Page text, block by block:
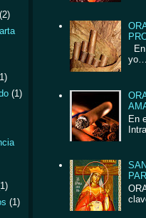
En
(2)
(1)
(1)